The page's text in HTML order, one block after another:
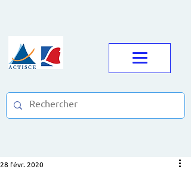
28 févr. 2020